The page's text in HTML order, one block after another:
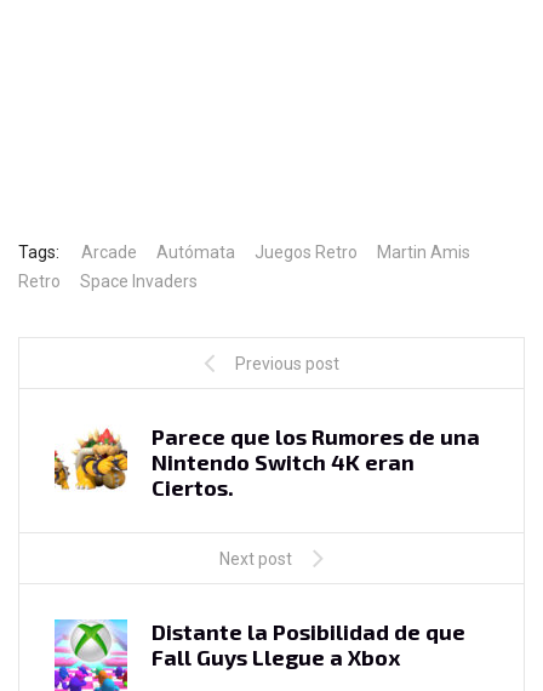
Tags: Arcade Autómata Juegos Retro
Martin Amis
Retro
Space Invaders
Previous post
Parece que los Rumores de una
Nintendo Switch 4K eran
Ciertos.
Next post
Distante la Posibilidad de que
Fall Guys Llegue a Xbox